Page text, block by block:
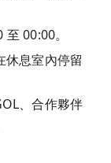
00:00。
休息室內停留
、合作夥伴